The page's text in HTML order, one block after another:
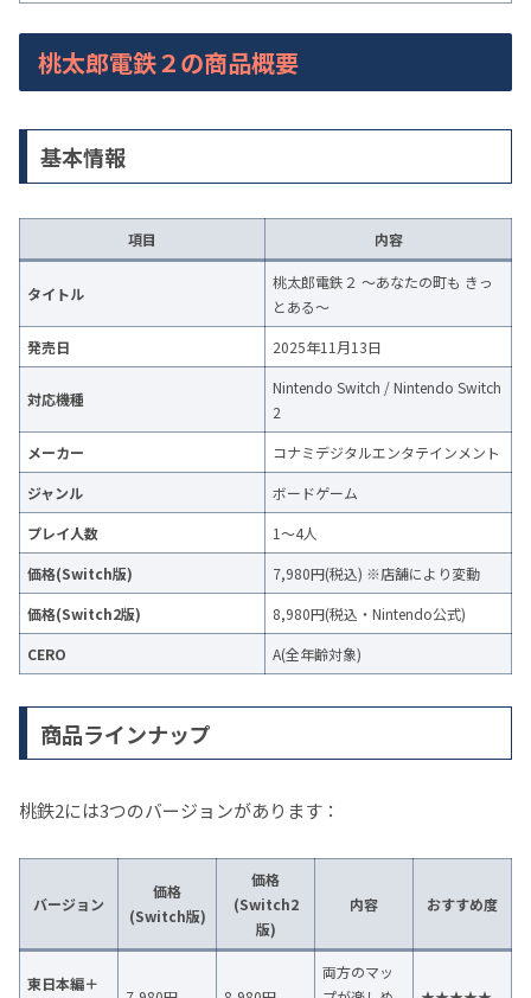
桃太郎電鉄２の商品概要
基本情報
項目 内容
タイトル
桃太郎電鉄２ ～あなたの町も きっ
とある～
発売日
2025年11月13日
対応機種
Nintendo Switch / Nintendo Switch
2
メーカー
コナミデジタルエンタテインメント
ジャンル
ボードゲーム
プレイ人数
1～4人
価格(Switch版)
7,980円(税込) ※店舗により変動
価格(Switch2版)
8,980円(税込・Nintendo公式)
CERO
A(全年齢対象)
商品ラインナップ
桃鉄2には3つのバージョンがあります：
バージョン
価格
(Switch版)
価格
(Switch2
版)
内容 おすすめ度
東日本編＋
両方のマッ